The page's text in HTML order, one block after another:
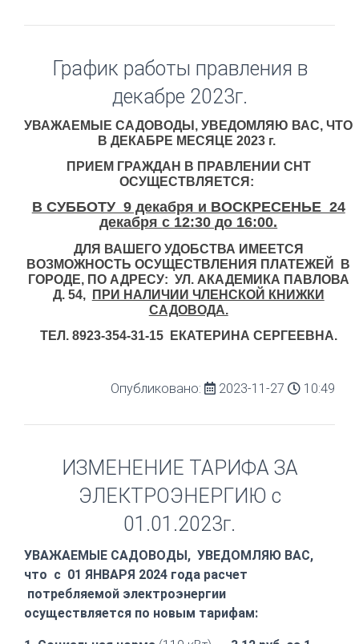
График работы правления в
декабре 2023г.
УВАЖАЕМЫЕ САДОВОДЫ, УВЕДОМЛЯЮ ВАС, ЧТО
В ДЕКАБРЕ МЕСЯЦЕ 2023 г.
ПРИЕМ ГРАЖДАН В ПРАВЛЕНИИ СНТ
ОСУЩЕСТВЛЯЕТСЯ:
В СУББОТУ 9 декабря и ВОСКРЕСЕНЬЕ 24
декабряс 12:30 до 16:00.
ДЛЯ ВАШЕГО УДОБСТВА ИМЕЕТСЯ
ВОЗМОЖНОСТЬ ОСУЩЕСТВЛЕНИЯ ПЛАТЕЖЕЙ В
ГОРОДЕ, ПО АДРЕСУ: УЛ. АКАДЕМИКА ПАВЛОВА
Д. 54,
ПРИ НАЛИЧИИ ЧЛЕНСКОЙ КНИЖКИ
САДОВОДА.
ТЕЛ. 8923-354-31-15 ЕКАТЕРИНА СЕРГЕЕВНА.
Опубликовано: 2023-11-27 10:49
ИЗМЕНЕНИЕ ТАРИФА ЗА
ЭЛЕКТРОЭНЕРГИЮ с
01.01.2023г.
УВАЖАЕМЫЕ САДОВОДЫ, УВЕДОМЛЯЮ ВАС,
что с 01 ЯНВАРЯ 2024 года расчет
потребляемой электроэнергии
осуществляется по новым тарифам: